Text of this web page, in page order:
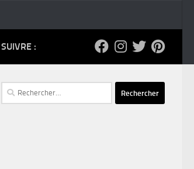
SUIVRE :
Rechercher :